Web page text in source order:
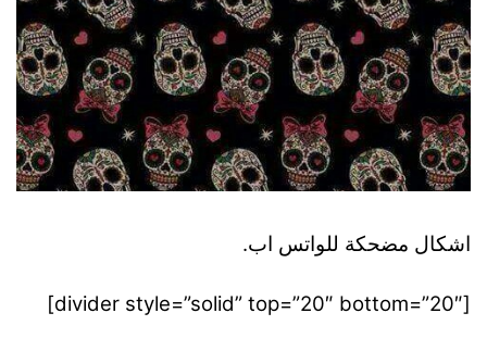
اشكال مضحكة للواتس اب.
[divider style=”solid” top=”20″ bottom=”20″]